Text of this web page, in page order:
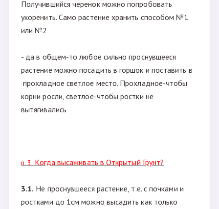
Получившийся черенок можно попробовать
укоренить. Само растение хранить способом №1
или №2
- да в общем-то любое сильно проснувшееся
растение можно посадить в горшок и поставить в
прохладное светлое место. Прохладное-чтобы
корни росли, светлое-чтобы ростки не
вытягивались
п. 3. Когда высаживать в Открытый Грунт?
3.1. Не проснувшееся растение, т.е. с почками и
ростками до 1см можно высадить как только